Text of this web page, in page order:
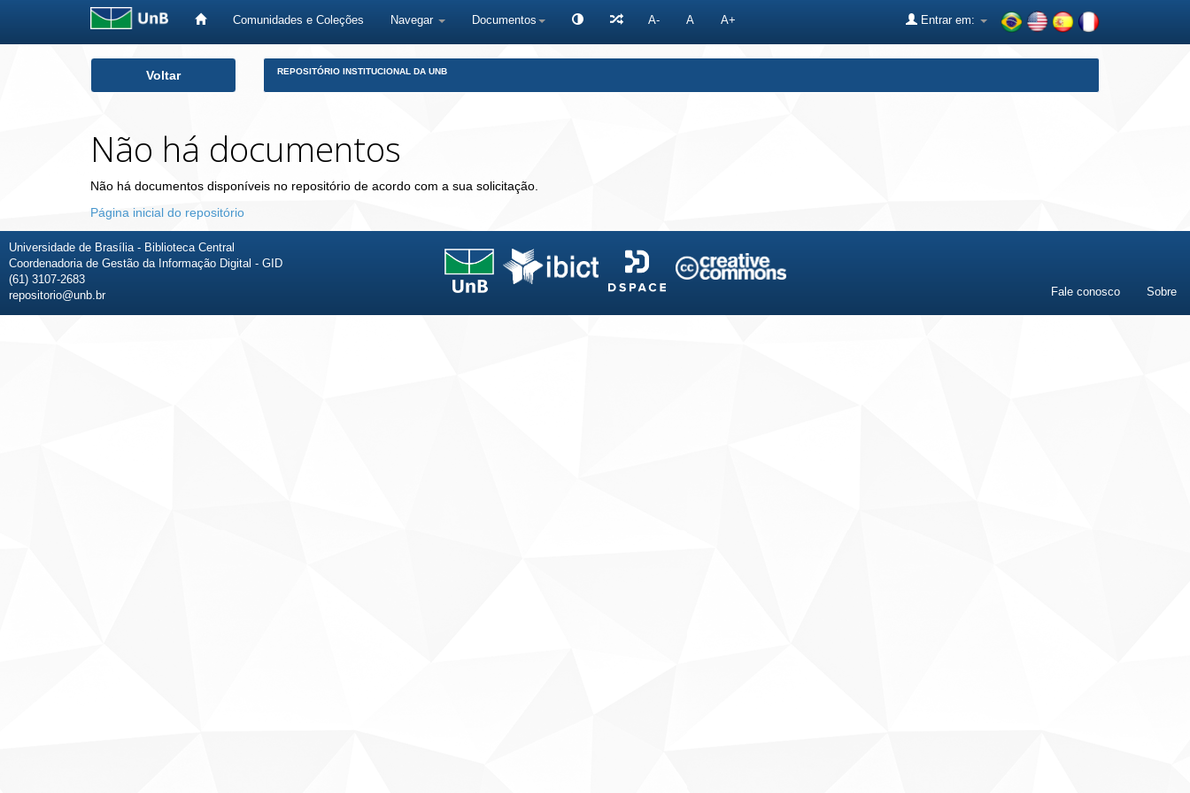
Comunidades e Coleções Navegar Documentos A- A A+ Entrar em:
Voltar REPOSITÓRIO INSTITUCIONAL DA UNB
Não há documentos
Não há documentos disponíveis no repositório de acordo com a sua solicitação.
Página inicial do repositório
Universidade de Brasília - Biblioteca Central
Coordenadoria de Gestão da Informação Digital - GID
(61) 3107-2683
repositorio@unb.br
Fale conosco Sobre